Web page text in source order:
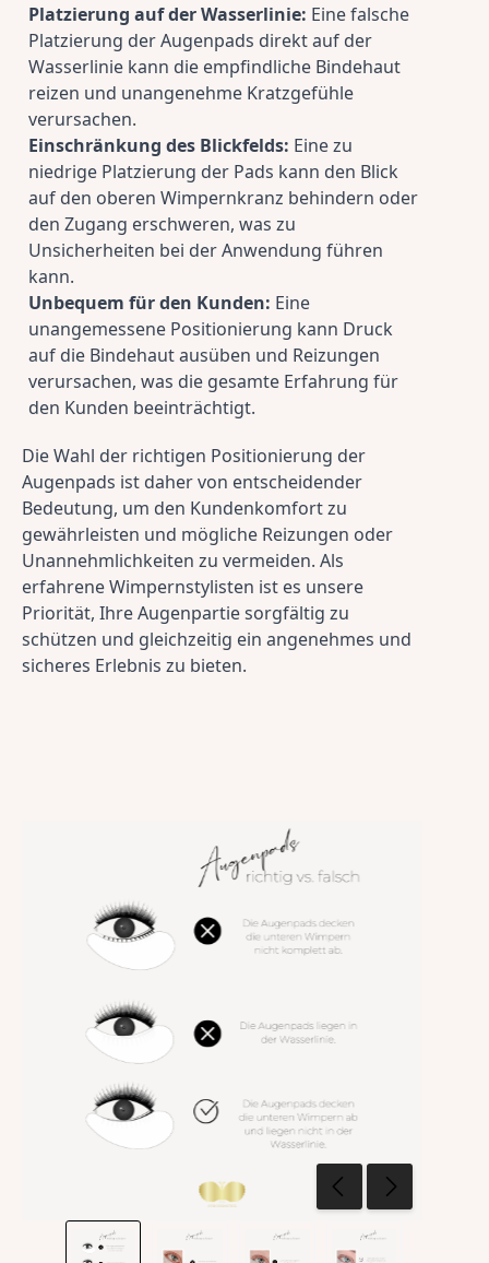
Platzierung auf der Wasserlinie: Eine falsche
Platzierung der Augenpads direkt auf der
Wasserlinie kann die empfindliche Bindehaut
reizen und unangenehme Kratzgefühle
verursachen.
Einschränkung des Blickfelds: Eine zu
niedrige Platzierung der Pads kann den Blick
auf den oberen Wimpernkranz behindern oder
den Zugang erschweren, was zu
Unsicherheiten bei der Anwendung führen
kann.
Unbequem für den Kunden: Eine
unangemessene Positionierung kann Druck
auf die Bindehaut ausüben und Reizungen
verursachen, was die gesamte Erfahrung für
den Kunden beeinträchtigt.
Die Wahl der richtigen Positionierung der
Augenpads ist daher von entscheidender
Bedeutung, um den Kundenkomfort zu
gewährleisten und mögliche Reizungen oder
Unannehmlichkeiten zu vermeiden. Als
erfahrene Wimpernstylisten ist es unsere
Priorität, Ihre Augenpartie sorgfältig zu
schützen und gleichzeitig ein angenehmes und
sicheres Erlebnis zu bieten.